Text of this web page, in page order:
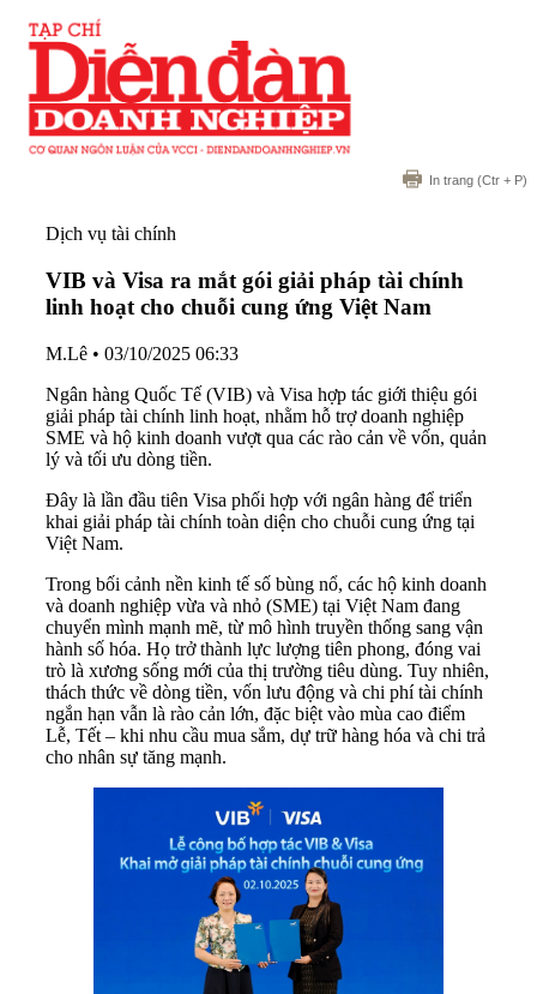
In trang (Ctr + P)
Dịch vụ tài chính
VIB và Visa ra mắt gói giải pháp tài chính
linh hoạt cho chuỗi cung ứng Việt Nam
M.Lê • 03/10/2025 06:33
Ngân hàng Quốc Tế (VIB) và Visa hợp tác giới thiệu gói
giải pháp tài chính linh hoạt, nhằm hỗ trợ doanh nghiệp
SME và hộ kinh doanh vượt qua các rào cản về vốn, quản
lý và tối ưu dòng tiền.
Đây là lần đầu tiên Visa phối hợp với ngân hàng để triển
khai giải pháp tài chính toàn diện cho chuỗi cung ứng tại
Việt Nam.
Trong bối cảnh nền kinh tế số bùng nổ, các hộ kinh doanh
và doanh nghiệp vừa và nhỏ (SME) tại Việt Nam đang
chuyển mình mạnh mẽ, từ mô hình truyền thống sang vận
hành số hóa. Họ trở thành lực lượng tiên phong, đóng vai
trò là xương sống mới của thị trường tiêu dùng. Tuy nhiên,
thách thức về dòng tiền, vốn lưu động và chi phí tài chính
ngắn hạn vẫn là rào cản lớn, đặc biệt vào mùa cao điểm
Lễ, Tết – khi nhu cầu mua sắm, dự trữ hàng hóa và chi trả
cho nhân sự tăng mạnh.